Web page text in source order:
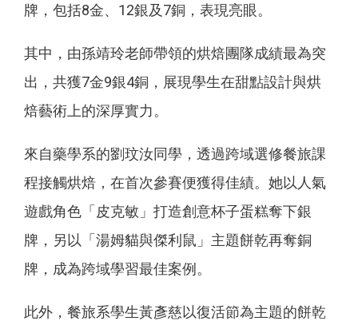
牌，包括8金、12銀及7銅，表現亮眼。
其中，由孫靖玲老師帶領的烘焙團隊成績最為突
出，共獲7金9銀4銅，展現學生在甜點設計與烘
焙藝術上的深厚實力。
來自藥學系的劉玟汝同學，透過跨域選修餐旅課
程接觸烘焙，在首次參賽便獲得佳績。她以人氣
遊戲角色「皮克敏」打造創意杯子蛋糕奪下銀
牌，另以「湯姆貓與傑利鼠」主題餅乾再奪銅
牌，成為跨域學習最佳案例。
此外，餐旅系學生黃彥慈以復活節為主題的餅乾